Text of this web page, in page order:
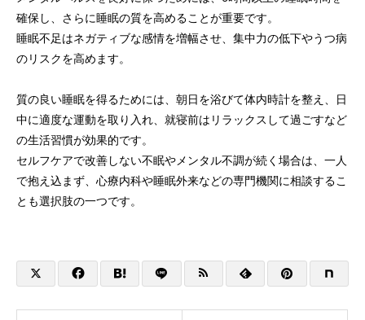
確保し、さらに睡眠の質を高めることが重要です。
睡眠不足はネガティブな感情を増幅させ、集中力の低下やうつ病
のリスクを高めます。
質の良い睡眠を得るためには、朝日を浴びて体内時計を整え、日
中に適度な運動を取り入れ、就寝前はリラックスして過ごすなど
の生活習慣が効果的です。
セルフケアで改善しない不眠やメンタル不調が続く場合は、一人
で抱え込まず、心療内科や睡眠外来などの専門機関に相談するこ
とも選択肢の一つです。